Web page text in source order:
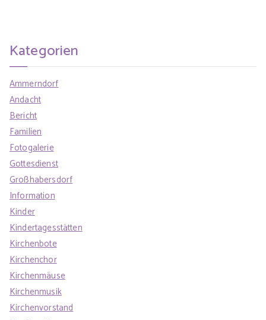
Kategorien
Ammerndorf
Andacht
Bericht
Familien
Fotogalerie
Gottesdienst
Großhabersdorf
Information
Kinder
Kindertagesstätten
Kirchenbote
Kirchenchor
Kirchenmäuse
Kirchenmusik
Kirchenvorstand